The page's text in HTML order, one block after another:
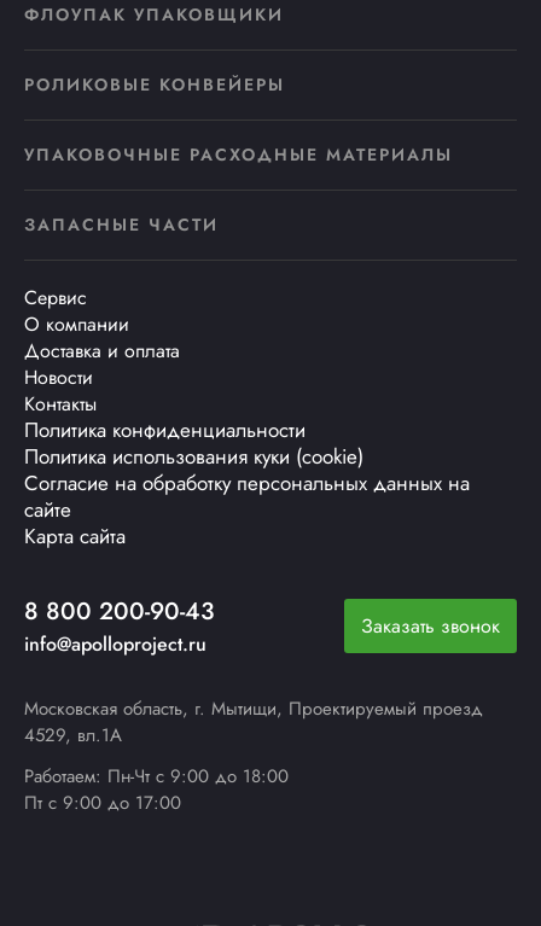
ФЛОУПАК УПАКОВЩИКИ
РОЛИКОВЫЕ КОНВЕЙЕРЫ
УПАКОВОЧНЫЕ РАСХОДНЫЕ МАТЕРИАЛЫ
ЗАПАСНЫЕ ЧАСТИ
Сервис
О компании
Доставка и оплата
Новости
Контакты
Политика конфиденциальности
Политика использования куки (cookie)
Согласие на обработку персональных данных на
сайте
Карта сайта
8 800 200-90-43
info@apolloproject.ru
Заказать звонок
Московская область, г. Мытищи, Проектируемый проезд
4529, вл.1А
Работаем: Пн-Чт с 9:00 до 18:00
Пт с 9:00 до 17:00